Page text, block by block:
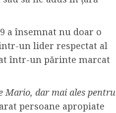
a însemnat nu doar o
un lider respectat al
într-un părinte marcat
Mario, dar mai ales pentru
persoane apropiate